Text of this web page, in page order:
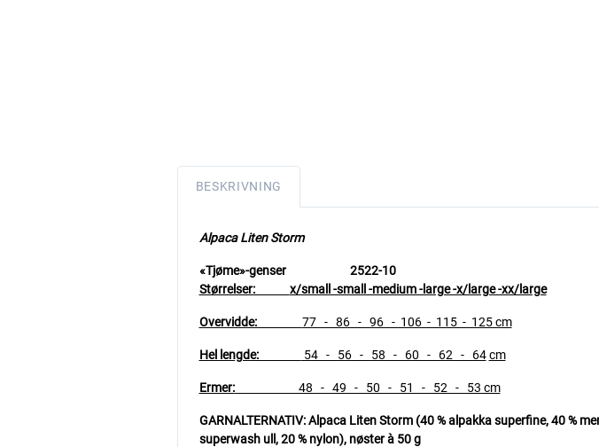
BESKRIVNING
Alpaca Liten Storm
«Tjøme»-genser 2522-10
Størrelser: x/small -small -medium -large -x/large -xx/large
Overvidde: 77 - 86 - 96 - 106 - 115 - 125 cm
Hel lengde: 54 - 56 - 58 - 60 - 62 - 64 cm
Ermer:48 - 49 - 50 - 51 - 52 - 53 cm
GARNALTERNATIV: Alpaca Liten Storm (40 % alpakka superfine, 40 %
superwash ull, 20 % nylon), nøster à 50 g